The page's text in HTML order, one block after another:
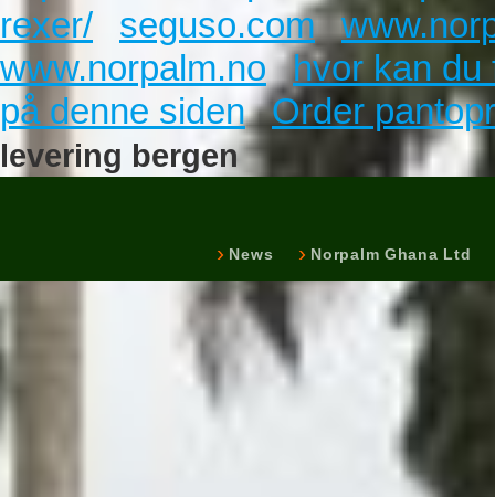
rexer/
seguso.com
www.norpalm.no
hvor kan du
på denne siden
Order
levering bergen
News Norpalm Ghana Ltd